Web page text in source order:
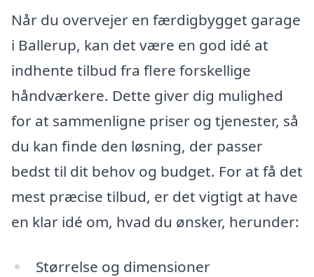
Når du overvejer en færdigbygget garage
i Ballerup, kan det være en god idé at
indhente tilbud fra flere forskellige
håndværkere. Dette giver dig mulighed
for at sammenligne priser og tjenester, så
du kan finde den løsning, der passer
bedst til dit behov og budget. For at få det
mest præcise tilbud, er det vigtigt at have
en klar idé om, hvad du ønsker, herunder:
Størrelse og dimensioner